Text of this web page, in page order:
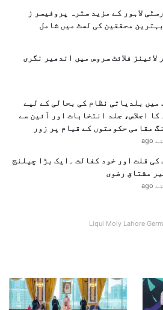
لاہور کے مزید سترہ پروفیسر ز
محققین کی لسٹ میں شامل
فلائٹ سروس میں اندھیر نگری
میں بلدیاتی نظام کی بحالی کے لیے
کا اجلاس، جلد انتخابات اور آئین سے
مقامی حکومتوں کے قیام پر زور
کی قلت اور خود کفالت ۔ایک بڑا چیلنج
مشتاق رضوی
Liqui Moly Lahore